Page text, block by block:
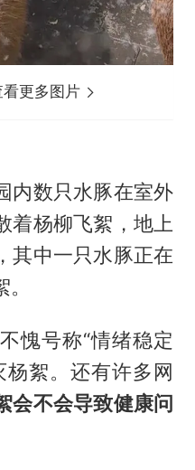
更多图片
内数只水豚在室外
着杨柳飞絮，地上
其中一只水豚正在
愧号称“情绪稳定
杨絮。还有许多网
会不会导致健康问